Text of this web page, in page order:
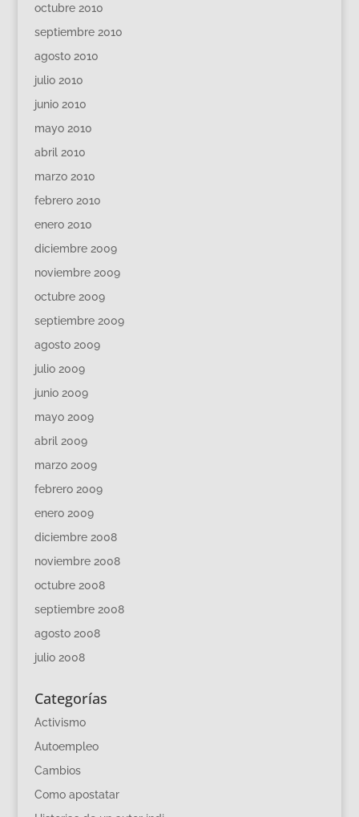
octubre 2010
septiembre 2010
agosto 2010
julio 2010
junio 2010
mayo 2010
abril 2010
marzo 2010
febrero 2010
enero 2010
diciembre 2009
noviembre 2009
octubre 2009
septiembre 2009
agosto 2009
julio 2009
junio 2009
mayo 2009
abril 2009
marzo 2009
febrero 2009
enero 2009
diciembre 2008
noviembre 2008
octubre 2008
septiembre 2008
agosto 2008
julio 2008
Categorías
Activismo
Autoempleo
Cambios
Como apostatar